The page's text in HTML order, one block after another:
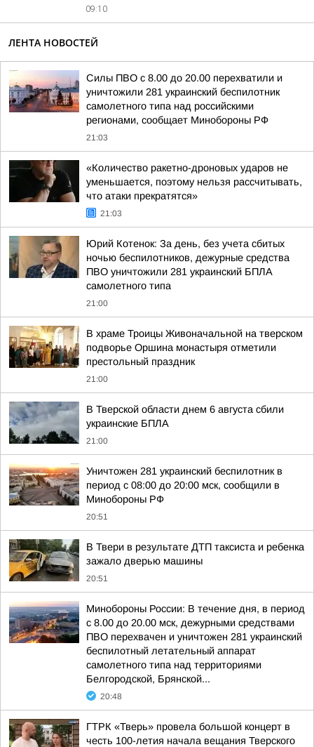
09:10
ЛЕНТА НОВОСТЕЙ
Силы ПВО с 8.00 до 20.00 перехватили и
уничтожили 281 украинский беспилотник
самолетного типа над российскими
регионами, сообщает Минобороны РФ
21:03
«Количество ракетно-дроновых ударов не
уменьшается, поэтому нельзя рассчитывать,
что атаки прекратятся»
21:03
Юрий Котенок: За день, без учета сбитых
ночью беспилотников, дежурные средства
ПВО уничтожили 281 украинский БПЛА
самолетного типа
21:00
В храме Троицы Живоначальной на тверском
подворье Оршина монастыря отметили
престольный праздник
21:00
В Тверской области днем 6 августа сбили
украинские БПЛА
21:00
Уничтожен 281 украинский беспилотник в
период с 08:00 до 20:00 мск, сообщили в
Минобороны РФ
20:51
В Твери в результате ДТП таксиста и ребенка
зажало дверью машины
20:51
Минобороны России: В течение дня, в период
с 8.00 до 20.00 мск, дежурными средствами
ПВО перехвачен и уничтожен 281 украинский
беспилотный летательный аппарат
самолетного типа над территориями
Белгородской, Брянской...
20:48
ГТРК «Тверь» провела большой концерт в
честь 100-летия начала вещания Тверского